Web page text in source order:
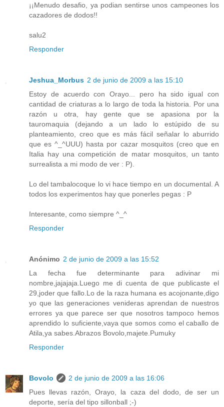
¡¡Menudo desafio, ya podian sentirse unos campeones los
cazadores de dodos!!
salu2
Responder
Jeshua_Morbus 2 de junio de 2009 a las 15:10
Estoy de acuerdo con Orayo... pero ha sido igual con
cantidad de criaturas a lo largo de toda la historia. Por una
razón u otra, hay gente que se apasiona por la
tauromaquia (dejando a un lado lo estúpido de su
planteamiento, creo que es más fácil señalar lo aburrido
que es ^_^UUU) hasta por cazar mosquitos (creo que en
Italia hay una competición de matar mosquitos, un tanto
surrealista a mi modo de ver : P).
Lo del tambalocoque lo vi hace tiempo en un documental. A
todos los experimentos hay que ponerles pegas : P
Interesante, como siempre ^_^
Responder
Anónimo 2 de junio de 2009 a las 15:52
La fecha fue determinante para adivinar mi
nombre,jajajaja.Luego me di cuenta de que publicaste el
29,joder que fallo.Lo de la raza humana es acojonante,digo
yo que las generaciones venideras aprendan de nuestros
errores ya que parece ser que nosotros tampoco hemos
aprendido lo suficiente,vaya que somos como el caballo de
Atila,ya sabes.Abrazos Bovolo,majete.Pumuky
Responder
Bovolo
2 de junio de 2009 a las 16:06
Pues llevas razón, Orayo, la caza del dodo, de ser un
deporte, sería del tipo sillonball ;-)